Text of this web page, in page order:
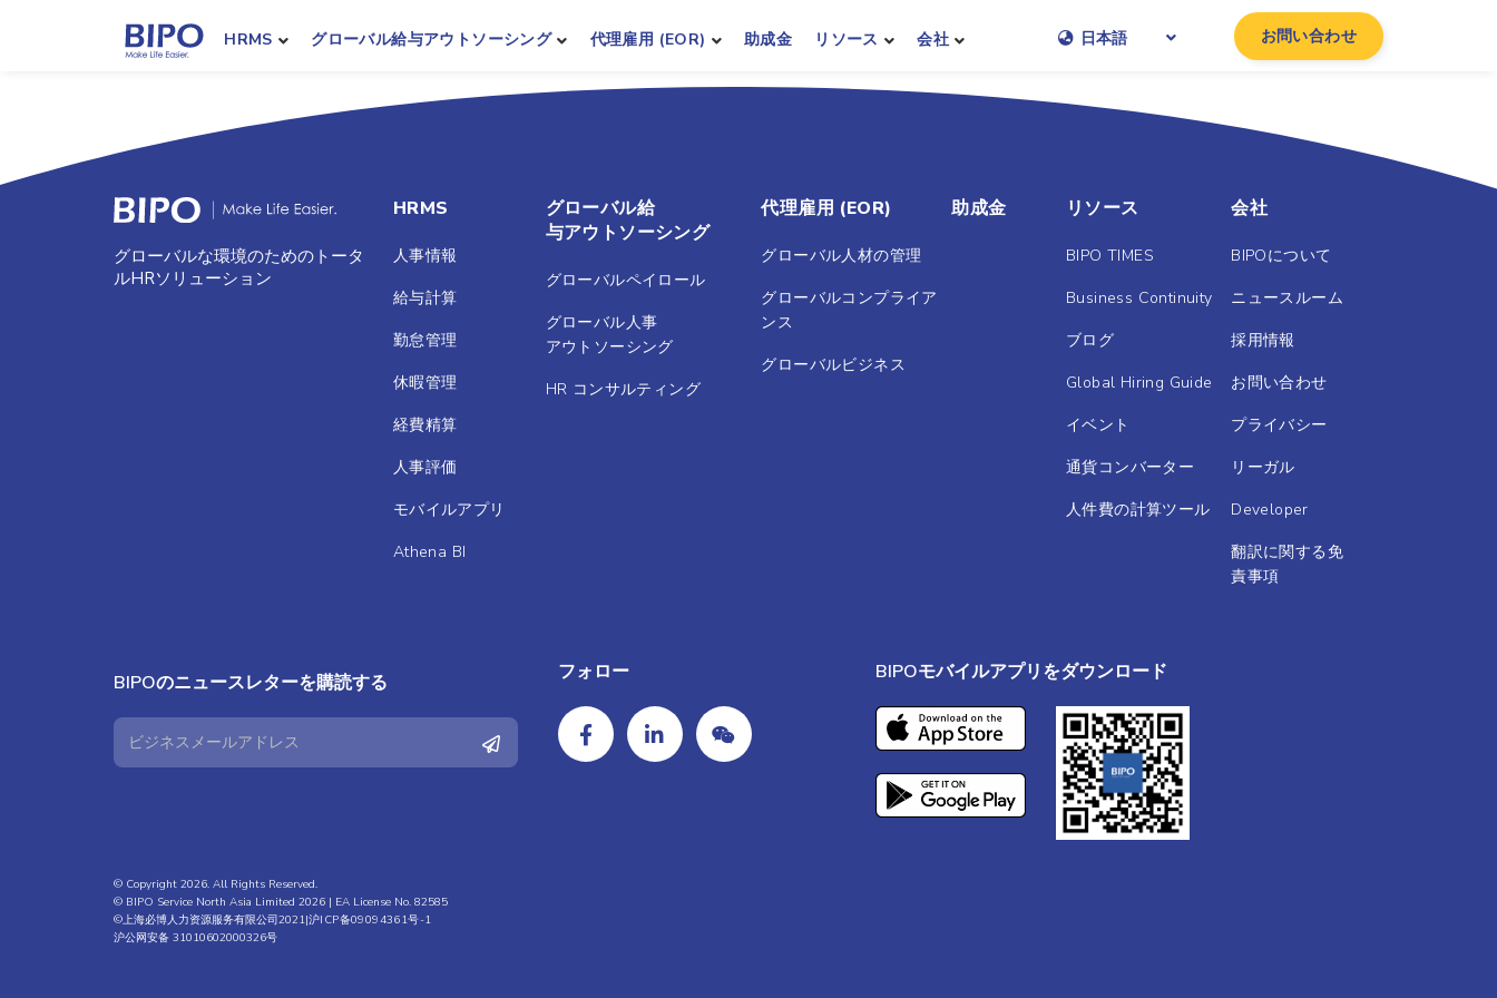
HRMS グローバル給与アウトソーシング 代理雇用 (EOR) 助成金 リソース 会社 日本語 お問い合わせ
グローバルな環境のためのトータ
ルHRソリューション
HRMS
人事情報
給与計算
勤怠管理
休暇管理
経費精算
人事評価
モバイルアプリ
Athena BI
グローバル給
与アウトソーシング
グローバルペイロール
グローバル人事
アウトソーシング
HR コンサルティング
代理雇用 (EOR)
グローバル人材の管理
グローバルコンプライア
ンス
グローバルビジネス
助成金 リソース
BIPO TIMES
Business Continuity
ブログ
Global Hiring Guide
イベント
通貨コンバーター
人件費の計算ツール
会社
BIPOについて
ニュースルーム
採用情報
お問い合わせ
プライバシー
リーガル
Developer
翻訳に関する免
責事項
BIPOのニュースレターを購読する フォロー BIPOモバイルアプリをダウンロード
© Copyright 2026. All Rights Reserved.
© BIPO Service North Asia Limited 2026 | EA License No. 82585
©上海必博人力资源服务有限公司2021|沪ICP备09094361号-1
沪公网安备 31010602000326号